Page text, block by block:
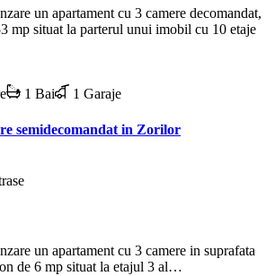
un apartament cu 3 camere decomandat,
mp situat la parterul unui imobil cu 10 etaje
1 Bai 1 Garaje
semidecomandat in Zorilor
un apartament cu 3 camere in suprafata
de 6 mp situat la etajul 3 al…